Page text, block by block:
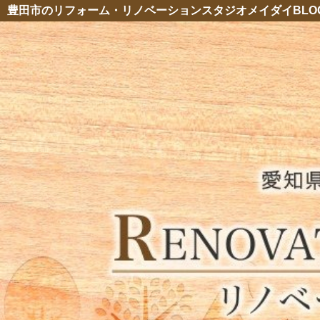
豊田市のリフォーム・リノベーションスタジオメイダイ